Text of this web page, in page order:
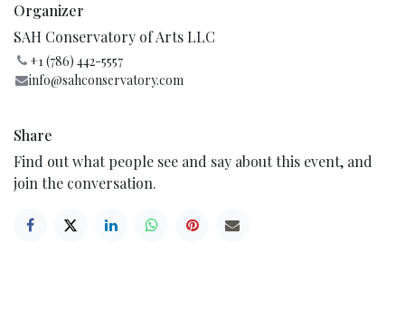
Organizer
SAH Conservatory of Arts LLC
+1 (786) 442-5557
info@sahconservatory.com
Share
Find out what people see and say about this event, and
join the conversation.